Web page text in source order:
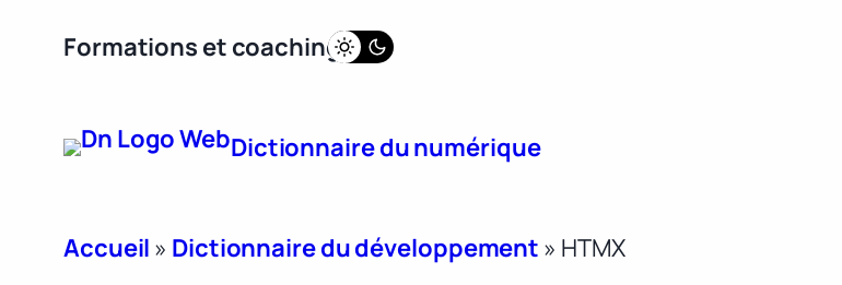
Formations et coaching
Dictionnaire du numérique
Accueil » Dictionnaire du développement » HTMX